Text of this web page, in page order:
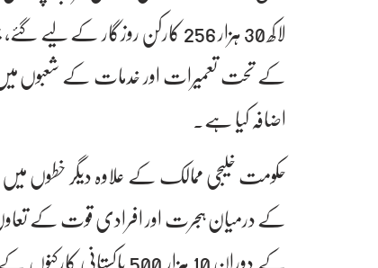
کے تحت تعمیرات اور خدمات کے شعبوں
اضافہ کیا ہے۔
حکومت خلیجی ممالک کے علاوہ دیگر خطوں
کے درمیان ہجرت اور افرادی قوت کے